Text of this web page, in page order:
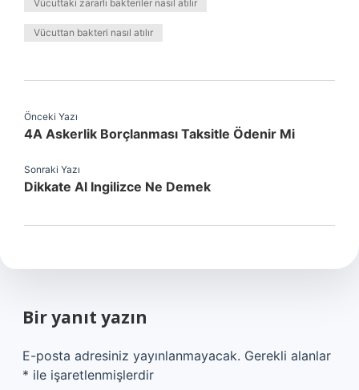
Vücuttaki zararlı bakteriler nasıl atılır
Vücuttan bakteri nasıl atılır
Önceki Yazı
4A Askerlik Borçlanması Taksitle Ödenir Mi
Sonraki Yazı
Dikkate Al Ingilizce Ne Demek
Bir yanıt yazın
E-posta adresiniz yayınlanmayacak. Gerekli alanlar
* ile işaretlenmişlerdir